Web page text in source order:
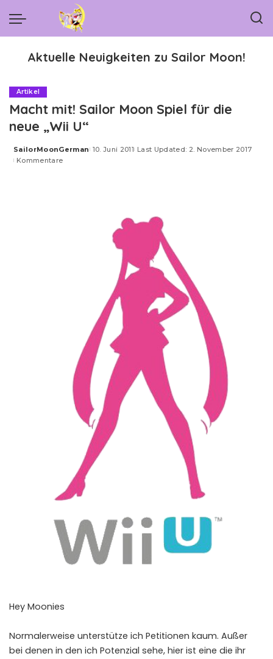
Aktuelle Neuigkeiten zu Sailor Moon!
Artikel
Macht mit! Sailor Moon Spiel für die
neue „Wii U“
Posted
by
SailorMoonGerman 10. Juni 2011 Last Updated: 2. November 2017
Kommentare
Hey Moonies
Normalerweise unterstütze ich Petitionen kaum. Außer
bei denen in den ich Potenzial sehe, hier ist eine die ihr